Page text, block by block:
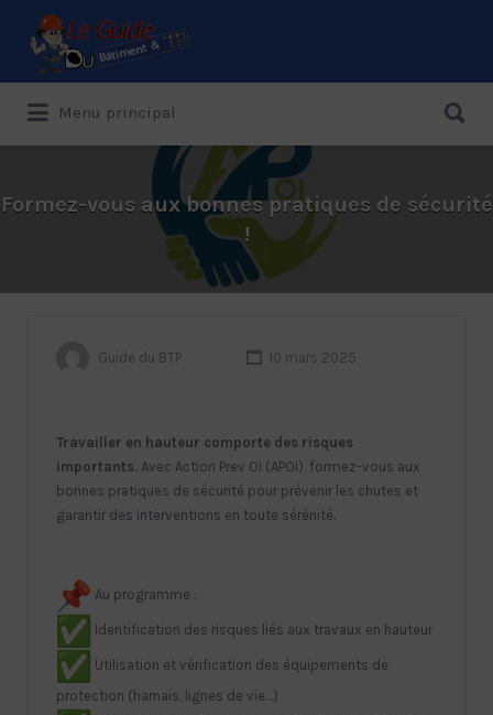
Le Guide de référence depuis 1995
Rechercher:
Menu principal
Formez-vous aux bonnes pratiques de sécurité
!
Guide du BTP 10 mars 2025
Travailler en hauteur comporte des risques
importants. Avec Action Prev OI (APOI), formez-vous aux
bonnes pratiques de sécurité pour prévenir les chutes et
garantir des interventions en toute sérénité.
Au programme :
Identification des risques liés aux travaux en hauteur
Utilisation et vérification des équipements de
protection (harnais, lignes de vie…)